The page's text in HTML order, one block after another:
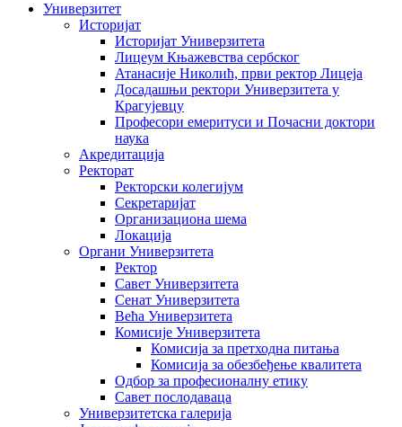
Универзитет
Историјат
Историјат Универзитета
Лицеум Књажевства сербског
Атанасије Николић, први ректор Лицеја
Досадашњи ректори Универзитета у
Крагујевцу
Професори емеритуси и Почасни доктори
наука
Акредитација
Ректорат
Ректорски колегијум
Секретаријат
Организациона шема
Локација
Органи Универзитета
Ректор
Савет Универзитета
Сенат Универзитета
Већа Универзитета
Комисије Универзитета
Комисија за претходна питања
Комисија за обезбеђење квалитета
Одбор за професионалну етику
Савет послодаваца
Универзитетска галерија